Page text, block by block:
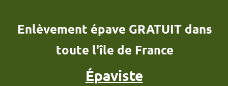
Enlèvement épave GRATUIT dans
toute l'île de France
Épaviste